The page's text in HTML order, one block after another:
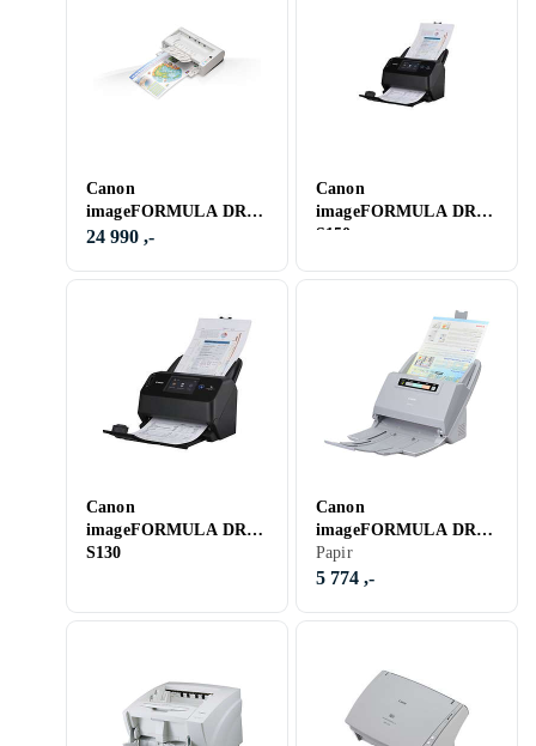
Canon
imageFORMULA DR-
M1060
24 990 ,-
Canon
imageFORMULA DR-
S150
Canon
imageFORMULA DR-
S130
Canon
imageFORMULA DR-
M160
Papir
5 774 ,-